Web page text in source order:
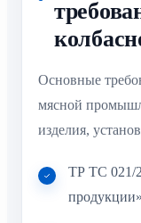
Основные
мясной
изделия,
ТР ТС 021/